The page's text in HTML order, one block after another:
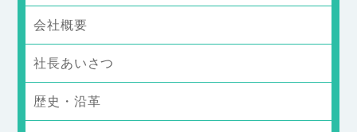
会社概要
社長あいさつ
歴史・沿革